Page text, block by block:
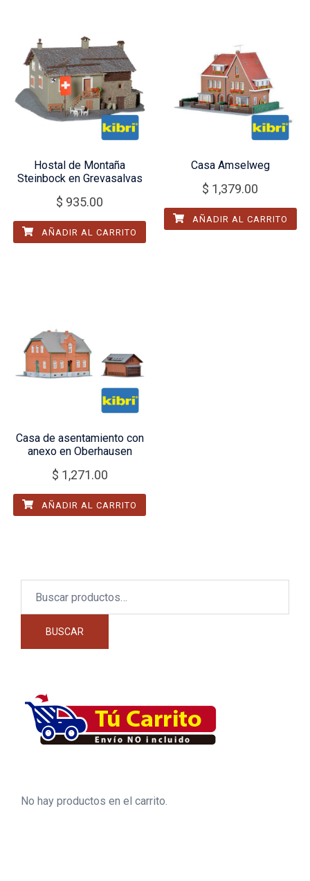
Hostal de Montaña
Steinbock en Grevasalvas
$ 935.00
AÑADIR AL CARRITO
Casa Amselweg
$ 1,379.00
AÑADIR AL CARRITO
Casa de asentamiento con
anexo en Oberhausen
$ 1,271.00
AÑADIR AL CARRITO
BUSCAR
No hay productos en el carrito.